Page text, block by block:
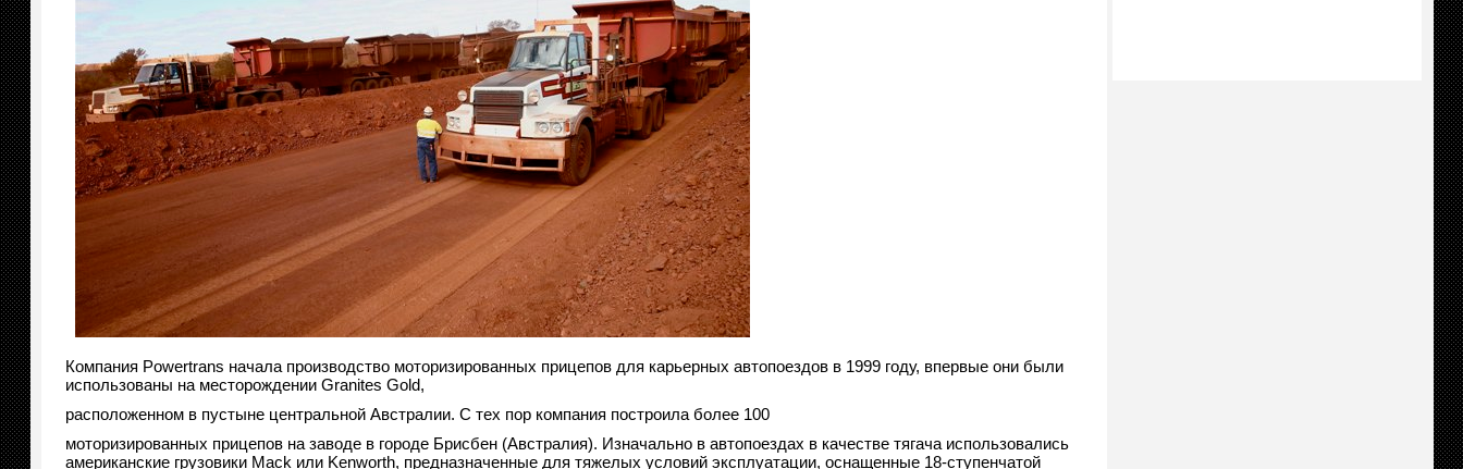
Компания Powertrans начала производство моторизированных прицепов для карьерных автопоездов в 1999 году, впервые они были
использованы на месторождении Granites Gold,
расположенном в пустыне центральной Австралии. С тех пор компания построила более 100
моторизированных прицепов на заводе в городе Брисбен (Австралия). Изначально в автопоездах в качестве тягача использовались
американские грузовики Mack или Kenworth, предназначенные для тяжелых условий эксплуатации, оснащенные 18-ступенчатой